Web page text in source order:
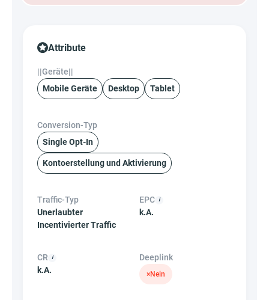
Attribute
||Geräte||
Mobile Geräte
Desktop Tablet
Conversion-Typ
Single Opt-In
Kontoerstellung und Aktivierung
Traffic-Typ
Unerlaubter
Incentivierter Traffic
EPC
k.A.
CR
k.A.
Deeplink
×Nein